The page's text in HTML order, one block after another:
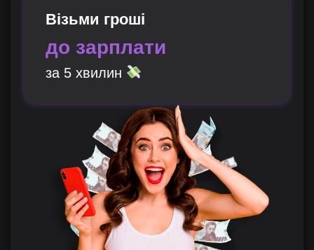
Візьми гроші
до зарплати
за 5 хвилин